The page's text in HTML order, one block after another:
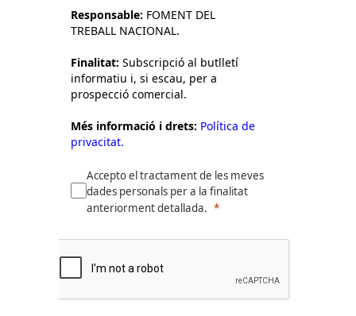
Responsable: FOMENT DEL
TREBALL NACIONAL.
Finalitat: Subscripció al butlletí
informatiu i, si escau, per a
prospecció comercial.
Més informació i drets: Política de
privacitat.
Accepto el tractament de les meves
dades personals per a la finalitat
anteriorment detallada.